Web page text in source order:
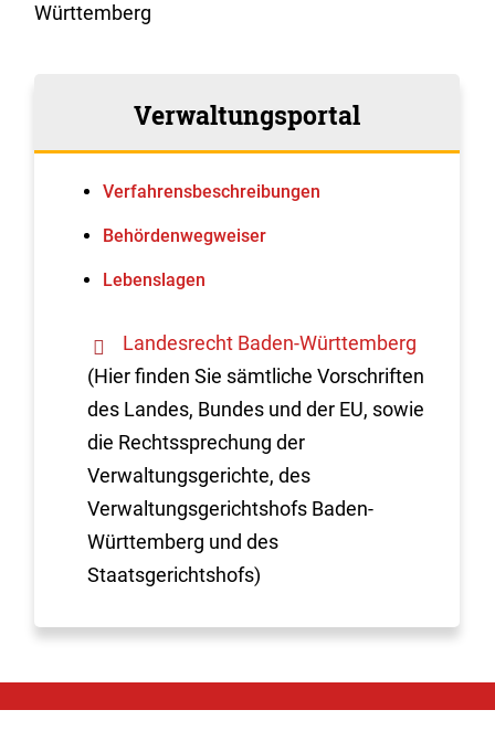
Württemberg
Verwaltungsportal
Verfahrens­beschreibungen
Behördenwegweiser
Lebenslagen
Landesrecht Baden-Württemberg
(Hier finden Sie sämtliche Vorschriften
des Landes, Bundes und der EU, sowie
die Rechtssprechung der
Verwaltungsgerichte, des
Verwaltungsgerichtshofs Baden-
Württemberg und des
Staatsgerichtshofs)